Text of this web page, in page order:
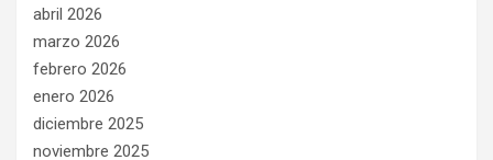
abril 2026
marzo 2026
febrero 2026
enero 2026
diciembre 2025
noviembre 2025